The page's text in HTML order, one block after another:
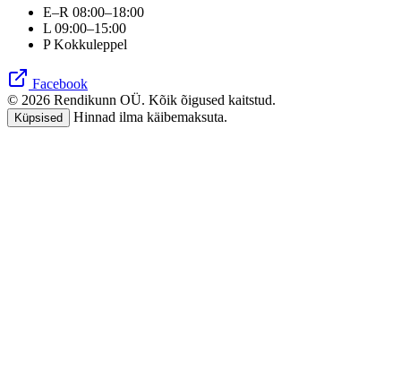
E–R 08:00–18:00
L 09:00–15:00
P Kokkuleppel
Facebook
© 2026 Rendikunn OÜ. Kõik õigused kaitstud.
Küpsised Hinnad ilma käibemaksuta.